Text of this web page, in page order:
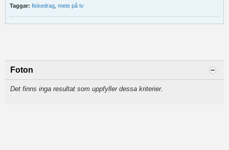
Taggar: fiskedrag mete på tv
Foton
Det finns inga resultat som uppfyller dessa kriterier.